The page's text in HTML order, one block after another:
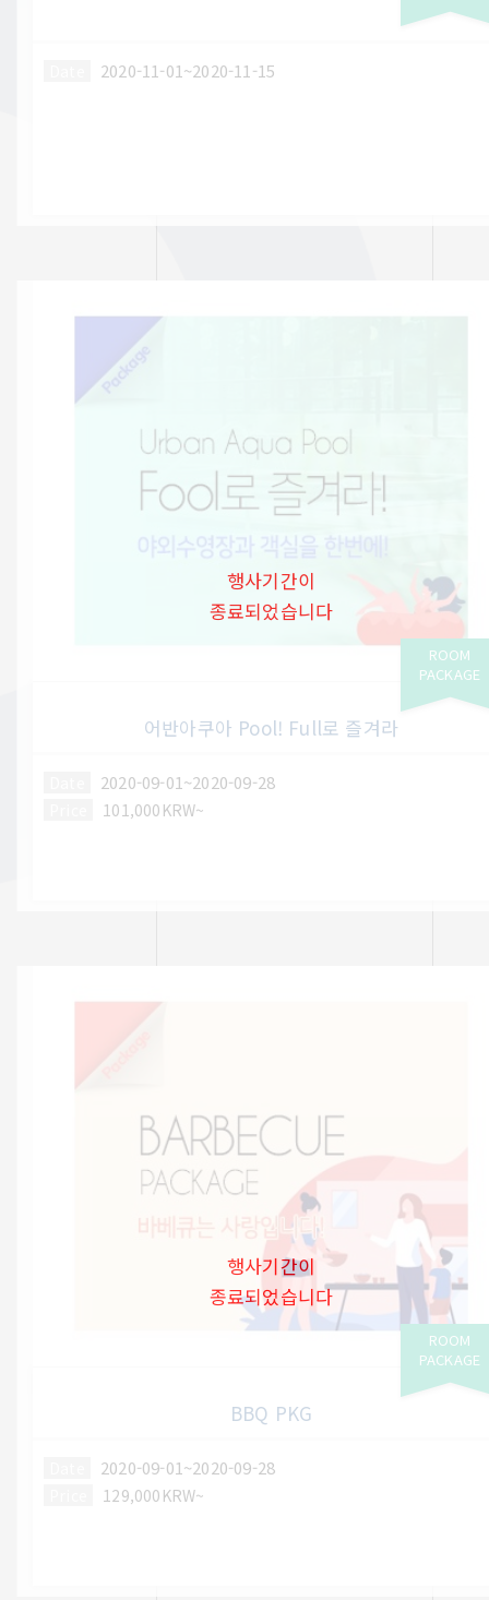
2020-11-01~2020-11-15
ROOM
PACKAGE
행사기간이
종료되었습니다
어반아쿠아 Pool! Full로 즐겨라
2020-09-01~2020-09-28
101,000KRW~
ROOM
PACKAGE
행사기간이
종료되었습니다
BBQ PKG
2020-09-01~2020-09-28
129,000KRW~